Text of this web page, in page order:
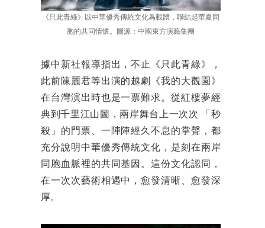
《只此青綠》以中華優秀傳統文化為載體，聯結起華夏同
胞的共同情懷。圖源：中國東方演藝集團
據中新社報導指出，不止《只此青綠》，
此前陳麗君等出演的越劇《我的大觀園》
在台灣演出時也是一票難求。從紅樓夢經
典到千里江山圖，兩岸舞台上一次次 「秒
殺」的門票、一陣陣經久不息的掌聲，都
充分說明中華優秀傳統文化，是刻在兩岸
同胞血脈裡的共同基因。這份文化認同，
在一次次藝術相遇中，愈發清晰、愈發深
厚。